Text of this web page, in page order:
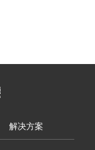
表
解决方案